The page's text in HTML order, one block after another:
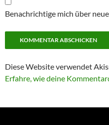
Benachrichtige mich über
Diese Website verwendet
Erfahre, wie deine